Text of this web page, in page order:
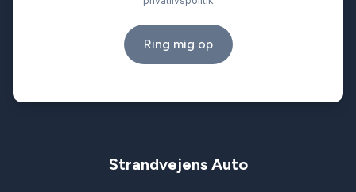
Ring mig op
Strandvejens Auto